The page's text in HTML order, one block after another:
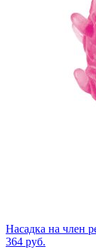
Насадка на член
364 руб.